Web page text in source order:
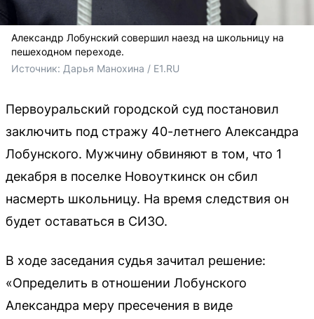
Александр Лобунский совершил наезд на школьницу на
пешеходном переходе.
Источник: Дарья Манохина / E1.RU
Первоуральский городской суд постановил
заключить под стражу 40-летнего Александра
Лобунского. Мужчину обвиняют в том, что 1
декабря в поселке Новоуткинск он сбил
насмерть школьницу. На время следствия он
будет оставаться в СИЗО.
В ходе заседания судья зачитал решение:
«Определить в отношении Лобунского
Александра меру пресечения в виде